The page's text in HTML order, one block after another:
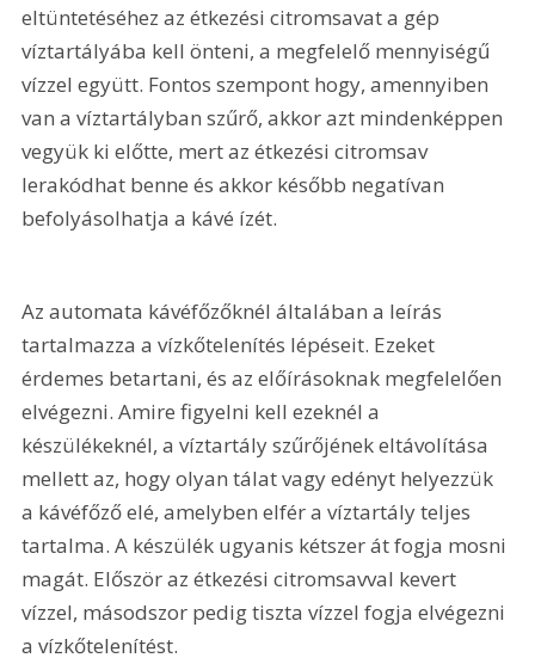
eltüntetéséhez az étkezési citromsavat a gép
víztartályába kell önteni, a megfelelő mennyiségű
vízzel együtt. Fontos szempont hogy, amennyiben
van a víztartályban szűrő, akkor azt mindenképpen
vegyük ki előtte, mert az étkezési citromsav
lerakódhat benne és akkor később negatívan
befolyásolhatja a kávé ízét.
Az automata kávéfőzőknél általában a leírás
tartalmazza a vízkőtelenítés lépéseit. Ezeket
érdemes betartani, és az előírásoknak megfelelően
elvégezni. Amire figyelni kell ezeknél a
készülékeknél, a víztartály szűrőjének eltávolítása
mellett az, hogy olyan tálat vagy edényt helyezzük
a kávéfőző elé, amelyben elfér a víztartály teljes
tartalma. A készülék ugyanis kétszer át fogja mosni
magát. Először az étkezési citromsavval kevert
vízzel, másodszor pedig tiszta vízzel fogja elvégezni
a vízkőtelenítést.